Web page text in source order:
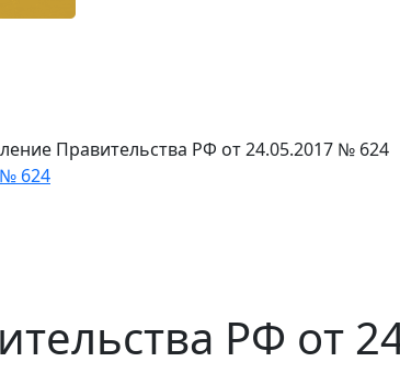
Правительства РФ от 24.05.2017 № 624
624
РФ от